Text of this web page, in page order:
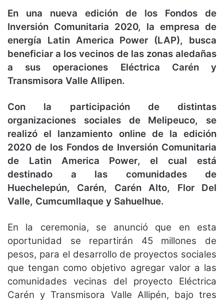
En una nueva edición de los Fondos de
Inversión Comunitaria 2020, la empresa de
energía Latin America Power (LAP), busca
beneficiar a los vecinos de las zonas aledañas
a sus operaciones Eléctrica Carén y
Transmisora Valle Allipen.
Con la participación de distintas
organizaciones sociales de Melipeuco, se
realizó el lanzamiento online de la edición
2020 de los Fondos de Inversión Comunitaria
de Latin America Power, el cual está
destinado a las comunidades de
Huechelepún, Carén, Carén Alto, Flor Del
Valle, Cumcumllaque y Sahuelhue.
En la ceremonia, se anunció que en esta
oportunidad se repartirán 45 millones de
pesos, para el desarrollo de proyectos sociales
que tengan como objetivo agregar valor a las
comunidades vecinas del proyecto Eléctrica
Carén y Transmisora Valle Allipén, bajo tres